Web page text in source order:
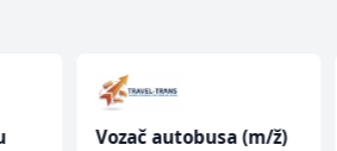
Vozač autobusa (m/ž)